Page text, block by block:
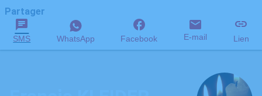
Partager
SMS WhatsApp Facebook E-mail Lien